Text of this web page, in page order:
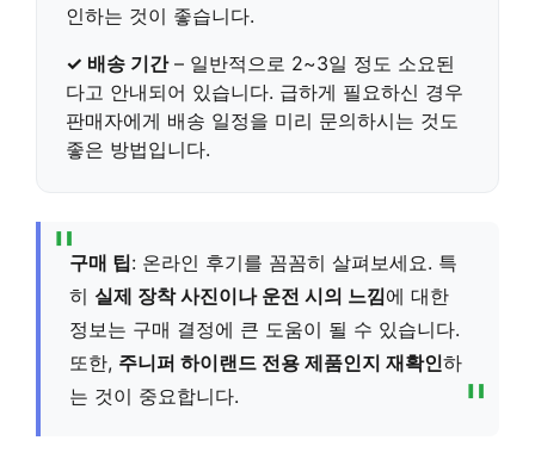
인하는 것이 좋습니다.
✓ 배송 기간– 일반적으로 2~3일 정도 소요된
다고 안내되어 있습니다. 급하게 필요하신 경우
판매자에게 배송 일정을 미리 문의하시는 것도
좋은 방법입니다.
구매 팁: 온라인 후기를 꼼꼼히 살펴보세요. 특
히 실제 장착 사진이나 운전 시의 느낌에 대한
정보는 구매 결정에 큰 도움이 될 수 있습니다.
또한, 주니퍼 하이랜드 전용 제품인지 재확인하
는 것이 중요합니다.